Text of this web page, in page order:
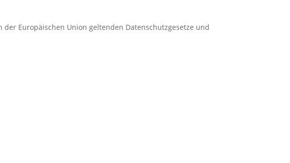
Europäischen Union geltenden Datenschutzgesetze und